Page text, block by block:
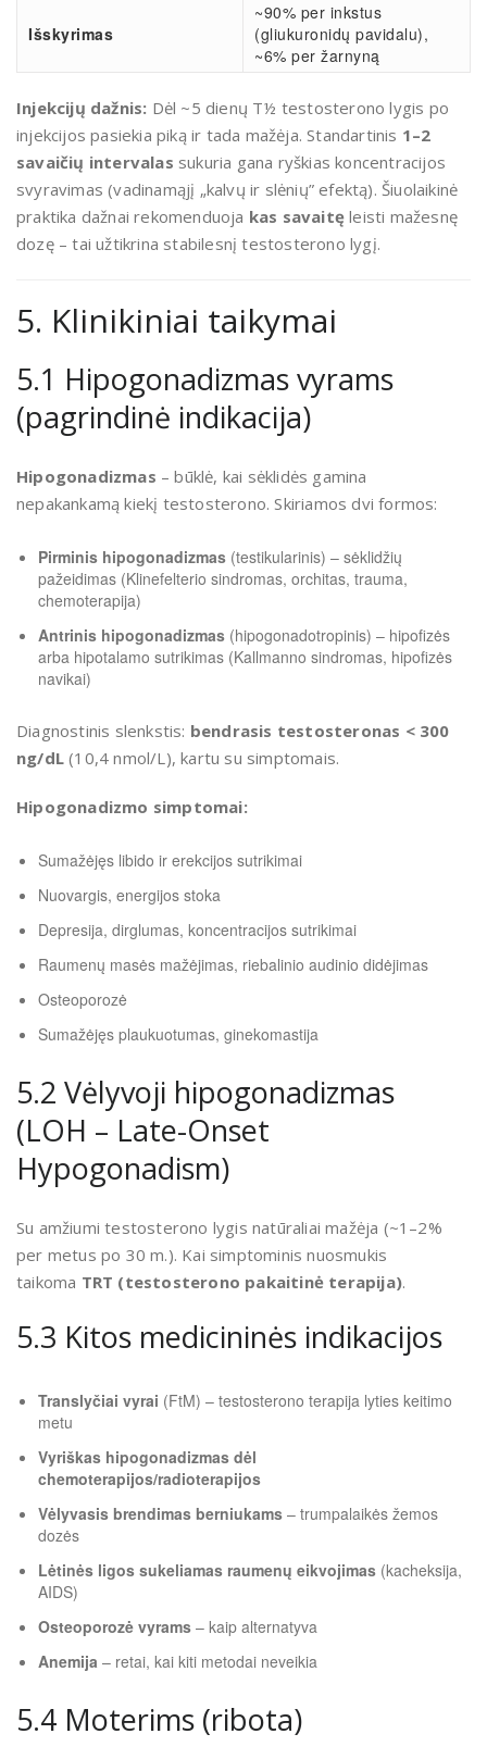
Išskyrimas
~90% per inkstus
(gliukuronidų pavidalu),
~6% per žarnyną
Injekcijų dažnis: Dėl ~5 dienų T½ testosterono lygis po
injekcijos pasiekia piką ir tada mažėja. Standartinis 1–2
savaičių intervalas sukuria gana ryškias koncentracijos
svyravimas (vadinamąjį „kalvų ir slėnių” efektą). Šiuolaikinė
praktika dažnai rekomenduoja kas savaitę leisti mažesnę
dozę – tai užtikrina stabilesnį testosterono lygį.
5. Klinikiniai taikymai
5.1 Hipogonadizmas vyrams
(pagrindinė indikacija)
Hipogonadizmas – būklė, kai sėklidės gamina
nepakankamą kiekį testosterono. Skiriamos dvi formos:
Pirminis hipogonadizmas (testikularinis) – sėklidžių
pažeidimas (Klinefelterio sindromas, orchitas, trauma,
chemoterapija)
Antrinis hipogonadizmas (hipogonadotropinis) – hipofizės
arba hipotalamo sutrikimas (Kallmanno sindromas, hipofizės
navikai)
Diagnostinis slenkstis: bendrasis testosteronas < 300
ng/dL (10,4 nmol/L), kartu su simptomais.
Hipogonadizmo simptomai:
Sumažėjęs libido ir erekcijos sutrikimai
Nuovargis, energijos stoka
Depresija, dirglumas, koncentracijos sutrikimai
Raumenų masės mažėjimas, riebalinio audinio didėjimas
Osteoporozė
Sumažėjęs plaukuotumas, ginekomastija
5.2 Vėlyvoji hipogonadizmas
(LOH – Late-Onset
Hypogonadism)
Su amžiumi testosterono lygis natūraliai mažėja (~1–2%
per metus po 30 m.). Kai simptominis nuosmukis
taikoma TRT (testosterono pakaitinė terapija).
5.3 Kitos medicininės indikacijos
Translyčiai vyrai (FtM) – testosterono terapija lyties keitimo
metu
Vyriškas hipogonadizmas dėl
chemoterapijos/radioterapijos
Vėlyvasis brendimas berniukams – trumpalaikės žemos
dozės
Lėtinės ligos sukeliamas raumenų eikvojimas (kacheksija,
AIDS)
Osteoporozė vyrams – kaip alternatyva
Anemija – retai, kai kiti metodai neveikia
5.4 Moterims (ribota)